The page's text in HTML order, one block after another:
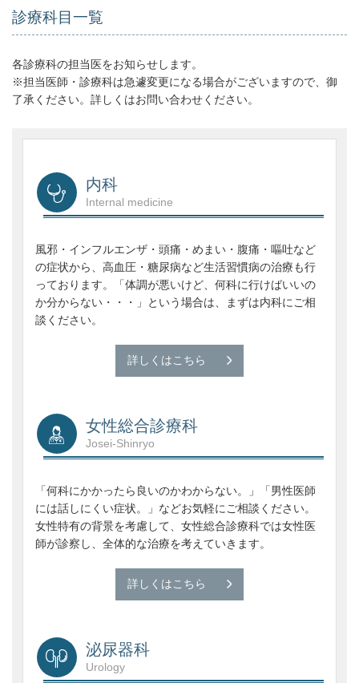
診療科目一覧
各診療科の担当医をお知らせします。
※担当医師・診療科は急遽変更になる場合がございますので、御
了承ください。詳しくはお問い合わせください。
内科
Internal medicine
風邪・インフルエンザ・頭痛・めまい・腹痛・嘔吐など
の症状から、高血圧・糖尿病など生活習慣病の治療も行
っております。「体調が悪いけど、何科に行けばいいの
か分からない・・・」という場合は、まずは内科にご相
談ください。
詳しくはこちら
女性総合診療科
Josei-Shinryo
「何科にかかったら良いのかわからない。」「男性医師
には話しにくい症状。」などお気軽にご相談ください。
女性特有の背景を考慮して、女性総合診療科では女性医
師が診察し、全体的な治療を考えていきます。
詳しくはこちら
泌尿器科
Urology